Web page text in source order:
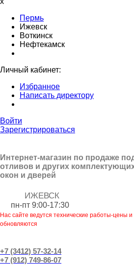
Пермь
Ижевск
Воткинск
Нефтекамск
Личный кабинет:
Избранное
Написать директору
Войти
Зарегистрироваться
Интернет-магазин по продаже
отливов и других
окон и дверей
ИЖЕВСК
пн-пт 9:00-17:30
Нас сайте ведутся технические работы-цены
обновляются
+7 (3412) 57-32-14
+7 (912) 749-86-07